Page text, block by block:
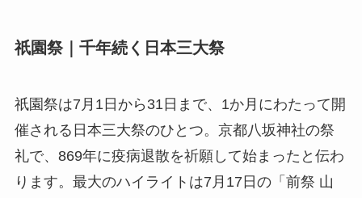
祇園祭｜千年続く日本三大祭
祇園祭は7月1日から31日まで、1か月にわたって開
催される日本三大祭のひとつ。京都八坂神社の祭
礼で、869年に疫病退散を祈願して始まったと伝わ
ります。最大のハイライトは7月17日の「前祭 山